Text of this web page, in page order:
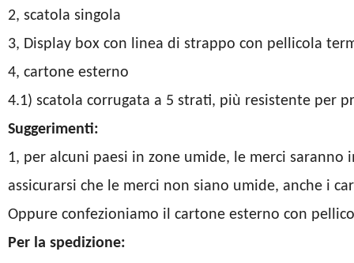
2, scatola singola
3, Display box con linea di strappo con pellicola
4, cartone esterno
4.1) scatola corrugata a 5 strati, più resistente per
Suggerimenti:
1, per alcuni paesi in zone umide, le merci
assicurarsi che le merci non siano umide, anche i
Oppure confezioniamo il cartone esterno con
Per la spedizione: